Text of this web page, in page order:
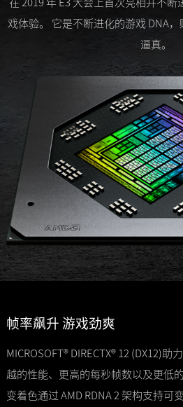
戏体验。 它是不断进化的游戏 DNA
逼真。
帧率飙升 游戏劲爽
MICROSOFT® DIRECTX® 12 (DX12)助
越的性能、更高的每秒帧数以及更低
变着色通过 AMD RDNA 2 架构支持可